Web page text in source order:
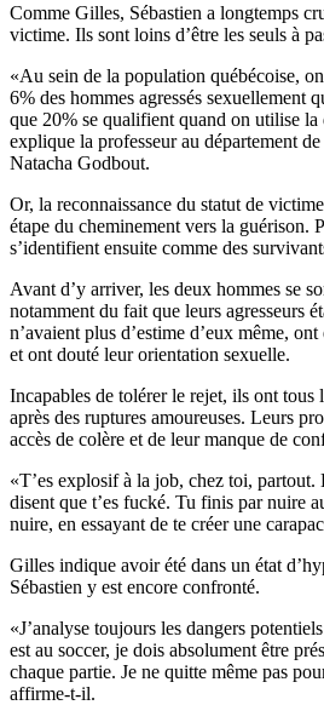
Comme Gilles, Sébastien a longtemps
victime. Ils sont loins d’être les seuls à
«Au sein de la population québécoise,
6% des hommes agressés sexuellement
que 20% se qualifient quand on utilise
explique la professeur au département
Natacha Godbout.
Or, la reconnaissance du statut de
étape du cheminement vers la guérison.
s’identifient ensuite comme des
Avant d’y arriver, les deux hommes se
notamment du fait que leurs agresseurs
n’avaient plus d’estime d’eux même,
et ont douté leur orientation sexuelle.
Incapables de tolérer le rejet, ils ont tous
après des ruptures amoureuses. Leurs
accès de colère et de leur manque de
«T’es explosif à la job, chez toi, partout.
disent que t’es fucké. Tu finis par nuire
nuire, en essayant de te créer une
Gilles indique avoir été dans un état
Sébastien y est encore confronté.
«J’analyse toujours les dangers
est au soccer, je dois absolument être
chaque partie. Je ne quitte même pas
affirme-t-il.